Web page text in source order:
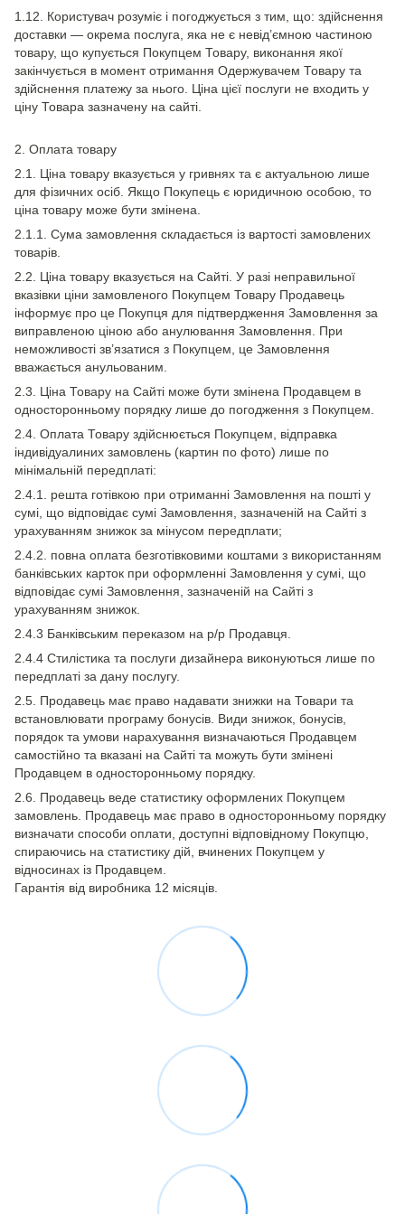
1.12. Користувач розуміє і погоджується з тим, що: здійснення
доставки — окрема послуга, яка не є невід’ємною частиною
товару, що купується Покупцем Товару, виконання якої
закінчується в момент отримання Одержувачем Товару та
здійснення платежу за нього. Ціна цієї послуги не входить у
ціну Товара зазначену на сайті.
2. Оплата товару
2.1. Ціна товару вказується у гривнях та є актуальною лише
для фізичних осіб. Якщо Покупець є юридичною особою, то
ціна товару може бути змінена.
2.1.1. Сума замовлення складається із вартості замовлених
товарів.
2.2. Ціна товару вказується на Сайті. У разі неправильної
вказівки ціни замовленого Покупцем Товару Продавець
інформує про це Покупця для підтвердження Замовлення за
виправленою ціною або анулювання Замовлення. При
неможливості зв’язатися з Покупцем, це Замовлення
вважається анульованим.
2.3. Ціна Товару на Сайті може бути змінена Продавцем в
односторонньому порядку лише до погодження з Покупцем.
2.4. Оплата Товару здійснюється Покупцем, відправка
індивідуалиних замовлень (картин по фото) лише по
мінімальній передплаті:
2.4.1. решта готівкою при отриманні Замовлення на пошті у
сумі, що відповідає сумі Замовлення, зазначеній на Сайті з
урахуванням знижок за мінусом передплати;
2.4.2. повна оплата безготівковими коштами з використанням
банківських карток при оформленні Замовлення у сумі, що
відповідає сумі Замовлення, зазначеній на Сайті з
урахуванням знижок.
2.4.3 Банківським переказом на р/р Продавця.
2.4.4 Стилістика та послуги дизайнера виконуються лише по
передплаті за дану послугу.
2.5. Продавець має право надавати знижки на Товари та
встановлювати програму бонусів. Види знижок, бонусів,
порядок та умови нарахування визначаються Продавцем
самостійно та вказані на Сайті та можуть бути змінені
Продавцем в односторонньому порядку.
2.6. Продавець веде статистику оформлених Покупцем
замовлень. Продавець має право в односторонньому порядку
визначати способи оплати, доступні відповідному Покупцю,
спираючись на статистику дій, вчинених Покупцем у
відносинах із Продавцем.
Гарантія від виробника 12 місяців.